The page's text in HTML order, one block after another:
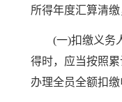
所得年度汇算清缴
(一)扣缴义务人
得时，应当按照
办理全员全额扣缴